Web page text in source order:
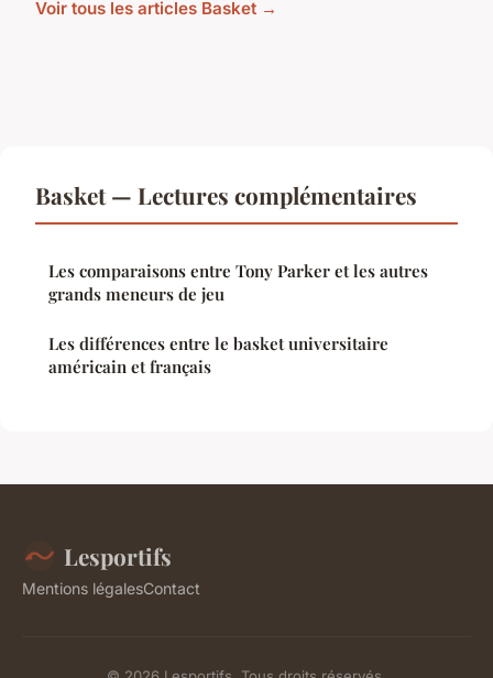
Voir tous les articles Basket →
Basket — Lectures complémentaires
Les comparaisons entre Tony Parker et les autres
grands meneurs de jeu
Les différences entre le basket universitaire
américain et français
Lesportifs
Mentions légalesContact